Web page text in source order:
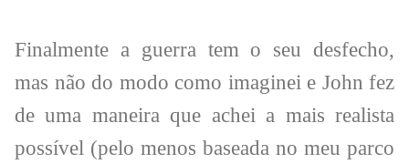
Finalmente a guerra tem o seu desfecho,
mas não do modo como imaginei e John fez
de uma maneira que achei a mais realista
possível (pelo menos baseada no meu parco